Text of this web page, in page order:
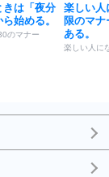
きは「夜分
始める。
のマナー
楽しい人
限のマ
ある。
楽しい人に